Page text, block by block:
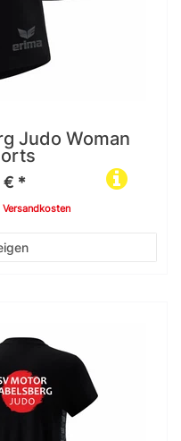
Judo Woman
€ *
Versandkosten